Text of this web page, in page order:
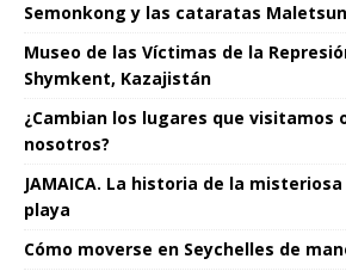
Semonkong y las cataratas
Museo de las Víctimas de la
Shymkent, Kazajistán
¿Cambian los lugares que visitamos
nosotros?
JAMAICA. La historia de la
playa
Cómo moverse en Seychelles de